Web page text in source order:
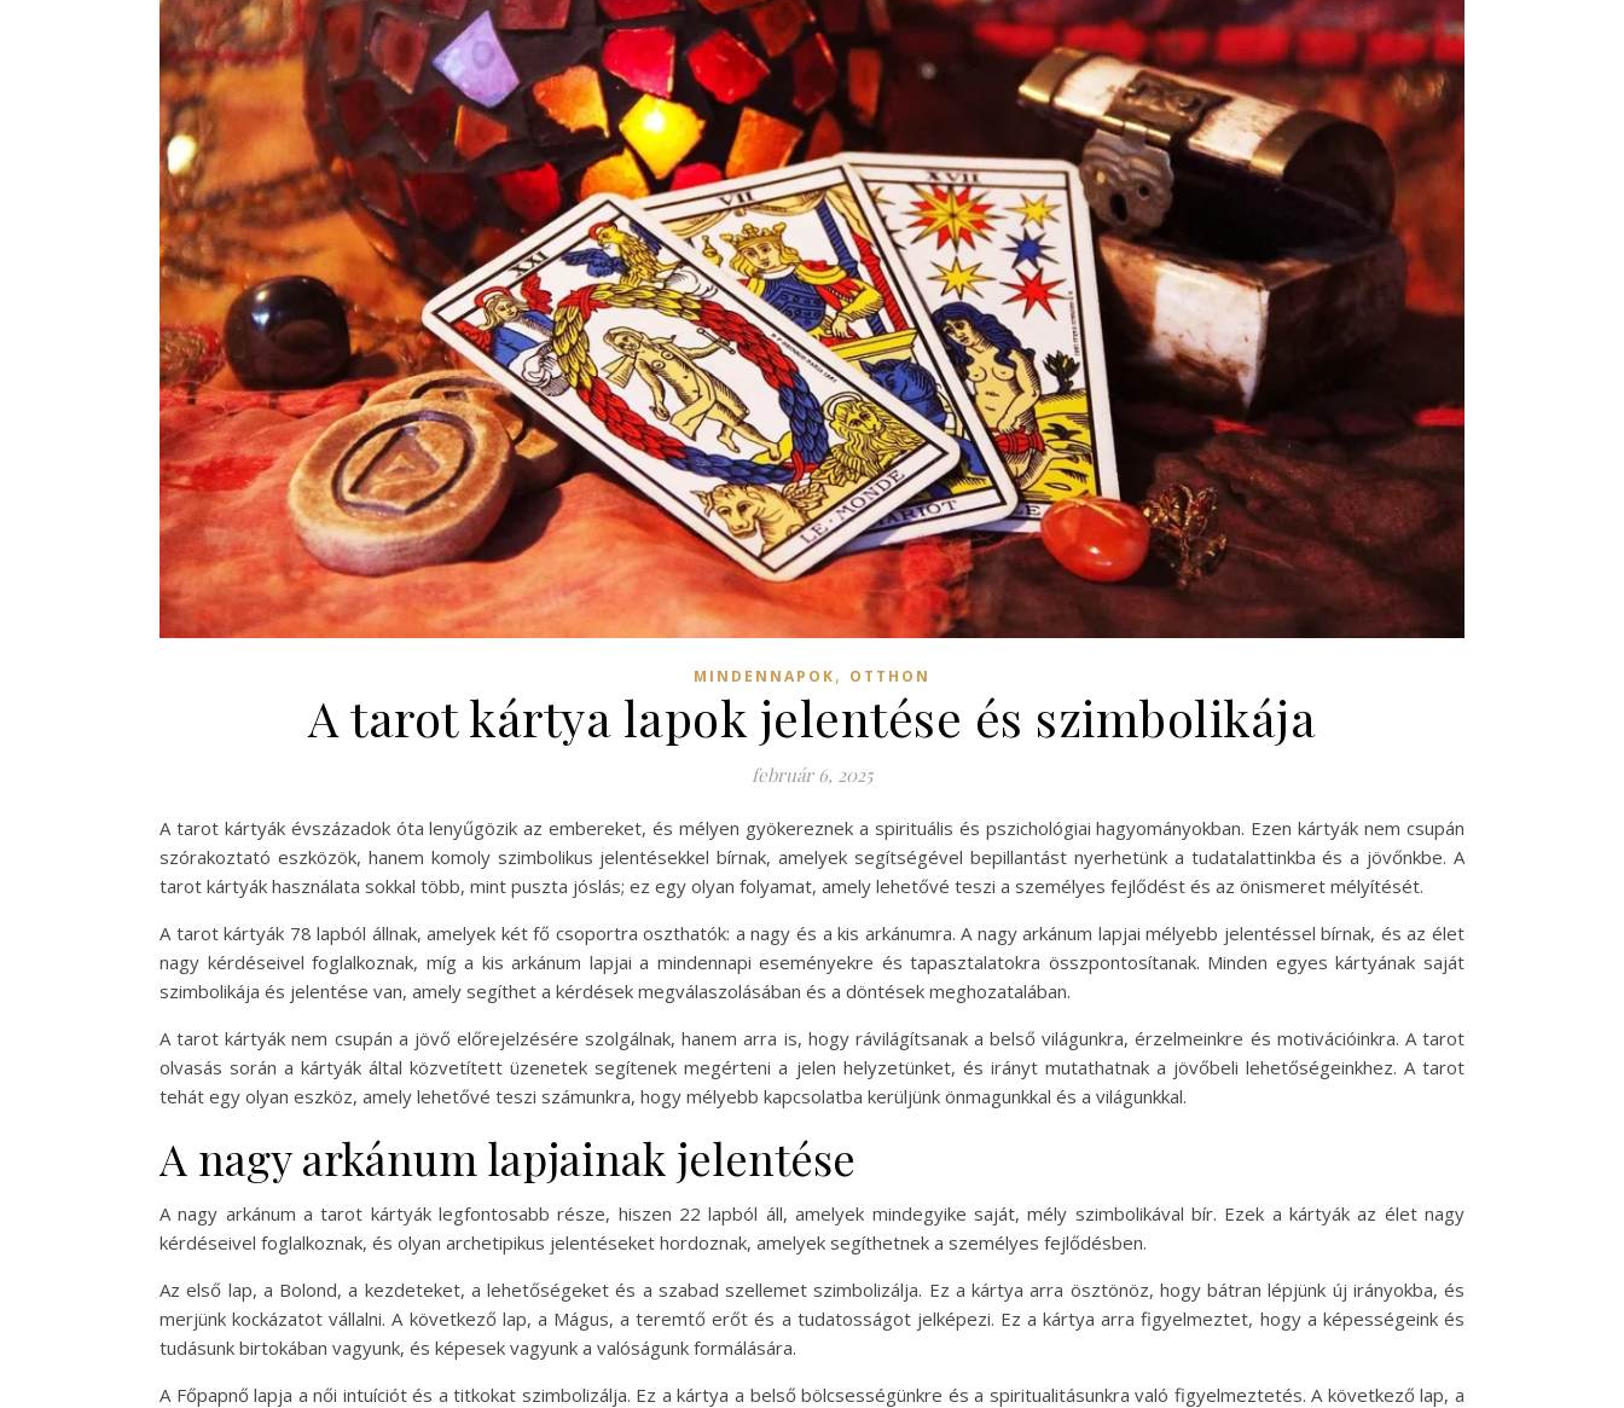
MINDENNAPOK, OTTHON
A tarot kártya lapok jelentése és szimbolikája
február 6, 2025
A tarot kártyák évszázadok óta lenyűgözik az embereket, és mélyen gyökereznek a spirituális és pszichológiai hagyományokban. Ezen kártyák nem csupán
szórakoztató eszközök, hanem komoly szimbolikus jelentésekkel bírnak, amelyek segítségével bepillantást nyerhetünk a tudatalattinkba és a jövőnkbe. A
tarot kártyák használata sokkal több, mint puszta jóslás; ez egy olyan folyamat, amely lehetővé teszi a személyes fejlődést és az önismeret mélyítését.
A tarot kártyák 78 lapból állnak, amelyek két fő csoportra oszthatók: a nagy és a kis arkánumra. A nagy arkánum lapjai mélyebb jelentéssel bírnak, és az élet
nagy kérdéseivel foglalkoznak, míg a kis arkánum lapjai a mindennapi eseményekre és tapasztalatokra összpontosítanak. Minden egyes kártyának saját
szimbolikája és jelentése van, amely segíthet a kérdések megválaszolásában és a döntések meghozatalában.
A tarot kártyák nem csupán a jövő előrejelzésére szolgálnak, hanem arra is, hogy rávilágítsanak a belső világunkra, érzelmeinkre és motivációinkra. A tarot
olvasás során a kártyák által közvetített üzenetek segítenek megérteni a jelen helyzetünket, és irányt mutathatnak a jövőbeli lehetőségeinkhez. A tarot
tehát egy olyan eszköz, amely lehetővé teszi számunkra, hogy mélyebb kapcsolatba kerüljünk önmagunkkal és a világunkkal.
A nagy arkánum lapjainak jelentése
A nagy arkánum a tarot kártyák legfontosabb része, hiszen 22 lapból áll, amelyek mindegyike saját, mély szimbolikával bír. Ezek a kártyák az élet nagy
kérdéseivel foglalkoznak, és olyan archetipikus jelentéseket hordoznak, amelyek segíthetnek a személyes fejlődésben.
Az első lap, a Bolond, a kezdeteket, a lehetőségeket és a szabad szellemet szimbolizálja. Ez a kártya arra ösztönöz, hogy bátran lépjünk új irányokba, és
merjünk kockázatot vállalni. A következő lap, a Mágus, a teremtő erőt és a tudatosságot jelképezi. Ez a kártya arra figyelmeztet, hogy a képességeink és
tudásunk birtokában vagyunk, és képesek vagyunk a valóságunk formálására.
A Főpapnő lapja a női intuíciót és a titkokat szimbolizálja. Ez a kártya a belső bölcsességünkre és a spiritualitásunkra való figyelmeztetés. A következő lap, a